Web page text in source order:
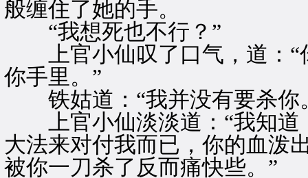
般缠住了她的手。
“我想死也不行？”
上官小仙叹了口气，道：“
你手里。”
铁姑道：“我并没有要杀你
上官小仙淡淡道：“我知道
大法来对付我而已，你的血泼
被你一刀杀了反而痛快些。”